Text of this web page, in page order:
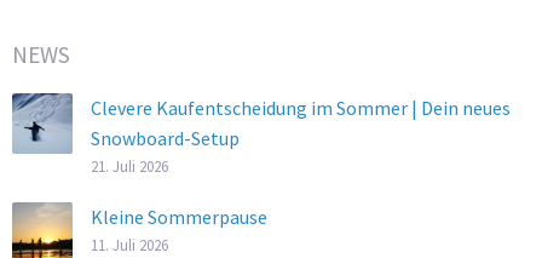
NEWS
Clevere Kaufentscheidung im Sommer | Dein neues
Snowboard-Setup
21. Juli 2026
Kleine Sommerpause
11. Juli 2026